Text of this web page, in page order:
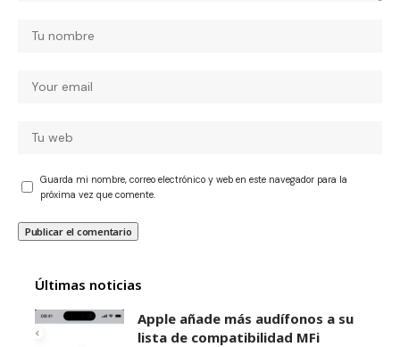
Guarda mi nombre, correo electrónico y web en este navegador para la
próxima vez que comente.
Últimas noticias
Apple añade más audífonos a su
lista de compatibilidad MFi